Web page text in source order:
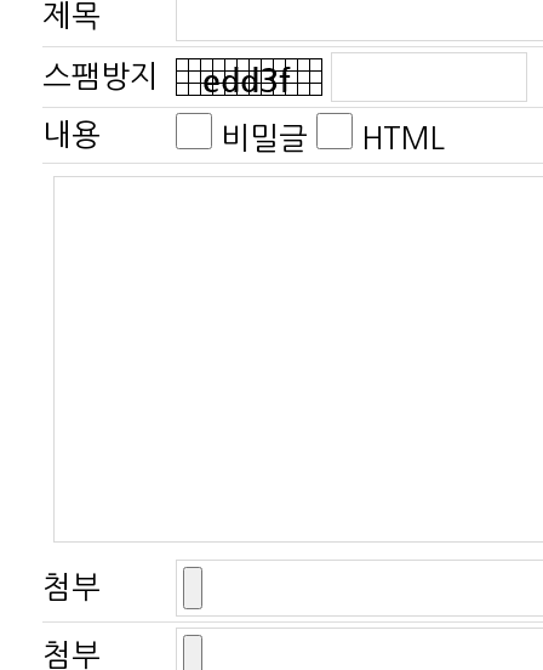
제목
스팸방지
내용
비밀글 HTML
첨부
첨부